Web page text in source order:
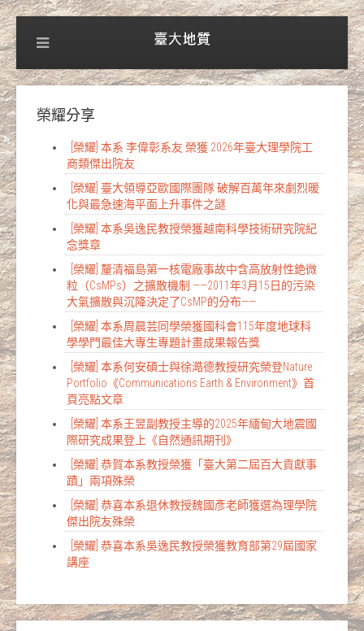
榮耀分享
[榮耀] 本系 李偉彰系友 榮獲 2026年臺大理學院工
商類傑出院友
[榮耀] 臺大領導亞歐國際團隊 破解百萬年來劇烈暖
化與最急速海平面上升事件之謎
[榮耀] 本系吳逸民教授榮獲越南科學技術研究院紀
念獎章
[榮耀] 釐清福島第一核電廠事故中含高放射性銫微
粒（CsMPs）之擴散機制 ——2011年3月15日的污染
大氣擴散與沉降決定了CsMP的分布——
[榮耀] 本系周晨芸同學榮獲國科會115年度地球科
學學門最佳大專生專題計畫成果報告獎
[榮耀] 本系何安碩士與徐澔德教授研究榮登Nature
Portfolio《Communications Earth & Environment》首
頁亮點文章
[榮耀] 本系王昱副教授主導的2025年緬甸大地震國
際研究成果登上《自然通訊期刊》
[榮耀] 恭賀本系教授榮獲「臺大第二屆百大貢獻事
蹟」兩項殊榮
[榮耀] 恭喜本系退休教授魏國彥老師獲選為理學院
傑出院友殊榮
[榮耀] 恭喜本系吳逸民教授榮獲教育部第29屆國家
講座